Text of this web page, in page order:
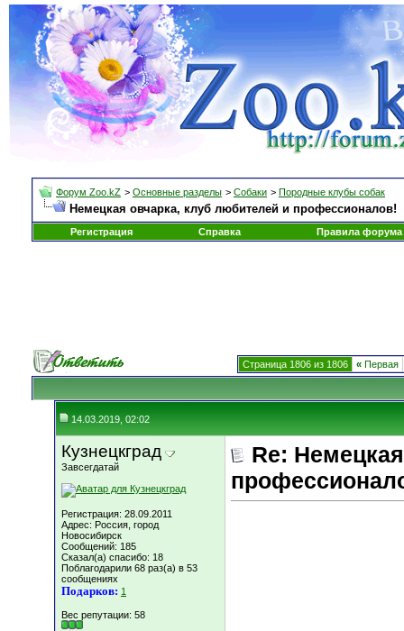
Форум Zoo.kZ > Основные разделы > Собаки > Породные клубы собак
Немецкая овчарка, клуб любителей и профессионалов!
Регистрация Справка Правила форума
Страница 1806 из 1806 « Первая
14.03.2019, 02:02
Кузнецкград
Завсегдатай
Регистрация: 28.09.2011
Адрес: Россия, город
Новосибирск
Сообщений: 185
Сказал(а) спасибо: 18
Поблагодарили 68 раз(а) в 53
сообщениях
Подарков: 1
Вес репутации: 58
Re: